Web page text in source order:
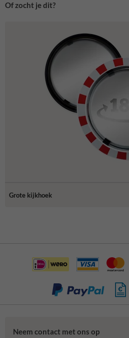
Of zocht je dit?
Grote kijkhoek
Neem contact met ons op